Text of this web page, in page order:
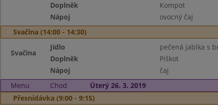
Doplněk
Kompot
Nápoj
ovocný čaj
Svačina (14:00 - 14:30)
Svačina
Jídlo
pečená jablka s
Doplněk
Piškot
Nápoj
čaj
Menu
Chod
Úterý 26. 3. 2019
Přesnídávka (9:00 - 9:15)